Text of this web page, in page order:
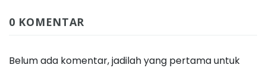
0 KOMENTAR
Belum ada komentar, jadilah yang pertama untuk